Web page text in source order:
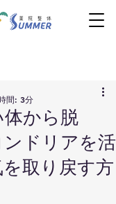
体から脱
ドリアを活
取り戻す方
間: 3分